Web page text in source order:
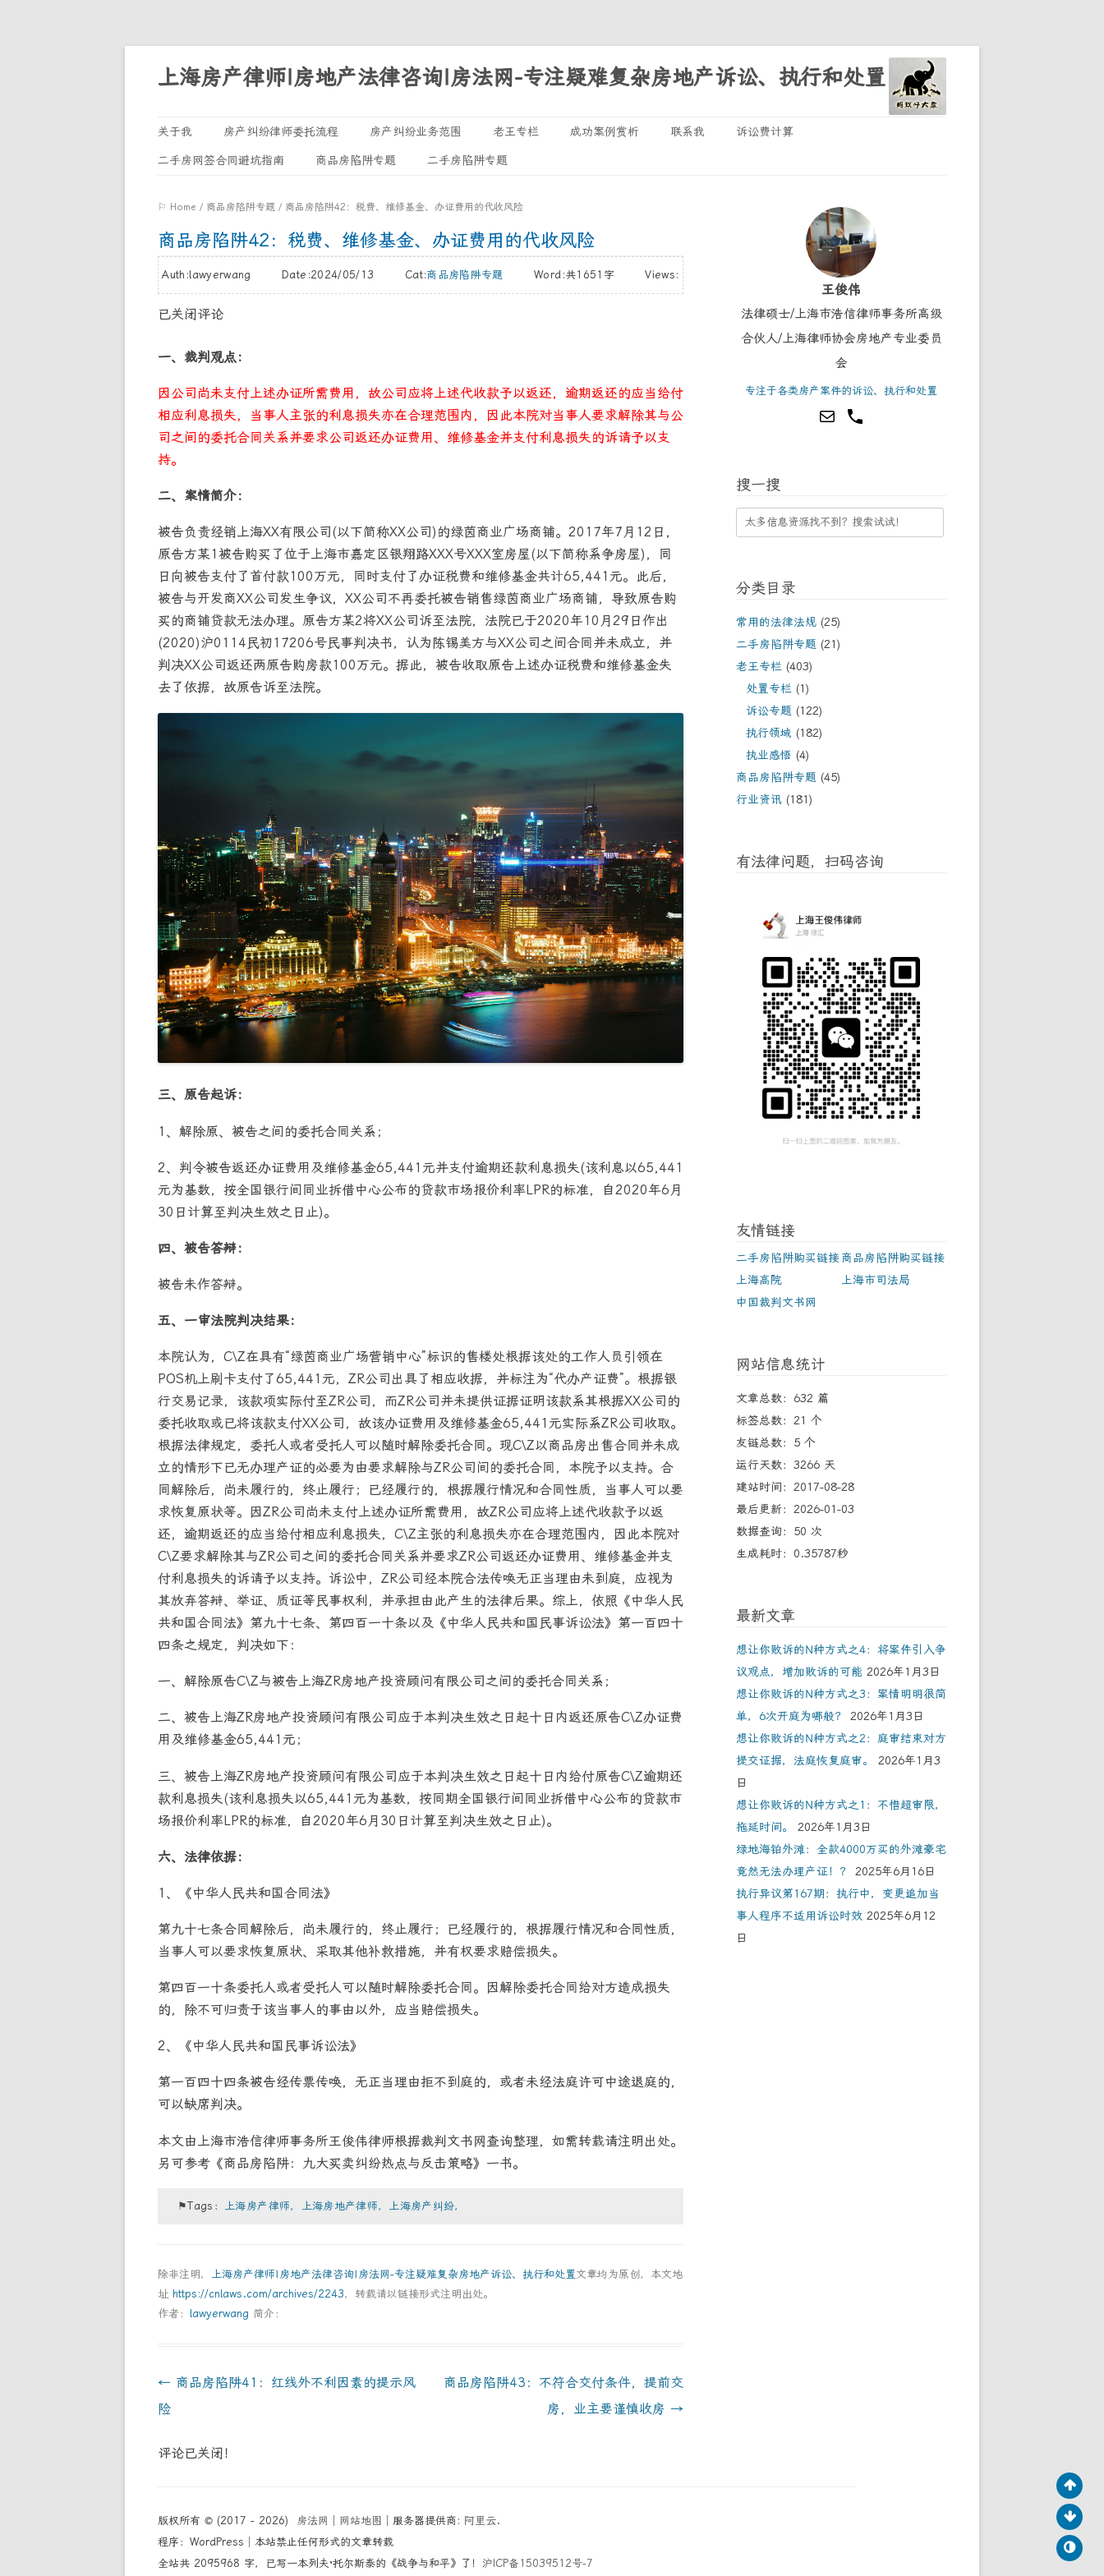
上海房产律师|房地产法律咨询|房法网-专注疑难复杂房地产诉讼、执行和处置
Skip
关于我 房产纠纷律师委托流程 房产纠纷业务范围 老王专栏
诉讼专题
处置专栏
成功案例赏析 联系我 诉讼费计算
二手房网签合同避坑指南 商品房陷阱专题 二手房陷阱专题
⚐ Home / 商品房陷阱专题 / 商品房陷阱42：税费、维修基金、办证费用的代收风险
商品房陷阱42：税费、维修基金、办证费用的代收风险
Auth:lawyerwang Date:2024/05/13 Cat:商品房陷阱专题 Word:共1651字 Views:
已关闭评论
一、裁判观点：
因公司尚未支付上述办证所需费用，故公司应将上述代收款予以返还，逾期返还的应当给付
相应利息损失，当事人主张的利息损失亦在合理范围内，因此本院对当事人要求解除其与公
司之间的委托合同关系并要求公司返还办证费用、维修基金并支付利息损失的诉请予以支
持。
二、案情简介：
被告负责经销上海XX有限公司(以下简称XX公司)的绿茵商业广场商铺。2017年7月12日，
原告方某1被告购买了位于上海市嘉定区银翔路XXX号XXX室房屋(以下简称系争房屋)，同
日向被告支付了首付款100万元，同时支付了办证税费和维修基金共计65,441元。此后，
被告与开发商XX公司发生争议，XX公司不再委托被告销售绿茵商业广场商铺，导致原告购
买的商铺贷款无法办理。原告方某2将XX公司诉至法院，法院已于2020年10月29日作出
(2020)沪0114民初17206号民事判决书，认为陈锡美方与XX公司之间合同并未成立，并
判决XX公司返还两原告购房款100万元。据此，被告收取原告上述办证税费和维修基金失
去了依据，故原告诉至法院。
三、原告起诉：
1、解除原、被告之间的委托合同关系；
2、判令被告返还办证费用及维修基金65,441元并支付逾期还款利息损失(该利息以65,441
元为基数，按全国银行间同业拆借中心公布的贷款市场报价利率LPR的标准，自2020年6月
30日计算至判决生效之日止)。
四、被告答辩：
被告未作答辩。
五、一审法院判决结果：
本院认为，C\Z在具有“绿茵商业广场营销中心”标识的售楼处根据该处的工作人员引领在
POS机上刷卡支付了65,441元，ZR公司出具了相应收据，并标注为“代办产证费”。根据银
行交易记录，该款项实际付至ZR公司，而ZR公司并未提供证据证明该款系其根据XX公司的
委托收取或已将该款支付XX公司，故该办证费用及维修基金65,441元实际系ZR公司收取。
根据法律规定，委托人或者受托人可以随时解除委托合同。现C\Z以商品房出售合同并未成
立的情形下已无办理产证的必要为由要求解除与ZR公司间的委托合同，本院予以支持。合
同解除后，尚未履行的，终止履行；已经履行的，根据履行情况和合同性质，当事人可以要
求恢复原状等。因ZR公司尚未支付上述办证所需费用，故ZR公司应将上述代收款予以返
还，逾期返还的应当给付相应利息损失，C\Z主张的利息损失亦在合理范围内，因此本院对
C\Z要求解除其与ZR公司之间的委托合同关系并要求ZR公司返还办证费用、维修基金并支
付利息损失的诉请予以支持。诉讼中，ZR公司经本院合法传唤无正当理由未到庭，应视为
其放弃答辩、举证、质证等民事权利，并承担由此产生的法律后果。综上，依照《中华人民
共和国合同法》第九十七条、第四百一十条以及《中华人民共和国民事诉讼法》第一百四十
四条之规定，判决如下：
一、解除原告C\Z与被告上海ZR房地产投资顾问有限公司之间的委托合同关系；
二、被告上海ZR房地产投资顾问有限公司应于本判决生效之日起十日内返还原告C\Z办证费
用及维修基金65,441元；
三、被告上海ZR房地产投资顾问有限公司应于本判决生效之日起十日内给付原告C\Z逾期还
款利息损失(该利息损失以65,441元为基数，按同期全国银行间同业拆借中心公布的贷款市
场报价利率LPR的标准，自2020年6月30日计算至判决生效之日止)。
六、法律依据：
1、《中华人民共和国合同法》
第九十七条合同解除后，尚未履行的，终止履行；已经履行的，根据履行情况和合同性质，
当事人可以要求恢复原状、采取其他补救措施，并有权要求赔偿损失。
第四百一十条委托人或者受托人可以随时解除委托合同。因解除委托合同给对方造成损失
的，除不可归责于该当事人的事由以外，应当赔偿损失。
2、《中华人民共和国民事诉讼法》
第一百四十四条被告经传票传唤，无正当理由拒不到庭的，或者未经法庭许可中途退庭的，
可以缺席判决。
本文由上海市浩信律师事务所王俊伟律师根据裁判文书网查询整理，如需转载请注明出处。
另可参考《商品房陷阱：九大买卖纠纷热点与反击策略》一书。
⚑Tags： 上海房产律师，上海房地产律师，上海房产纠纷，
除非注明， 上海房产律师|房地产法律咨询|房法网-专注疑难复杂房地产诉讼、执行和处置文章均为原创，本文地
址 https://cnlaws.com/archives/2243，转载请以链接形式注明出处。
作者： lawyerwang 简介：
Post
navigation
← 商品房陷阱41：红线外不利因素的提示风
险
商品房陷阱43：不符合交付条件，提前交
房，业主要谨慎收房 →
评论已关闭！
王俊伟
法律硕士/上海市浩信律师事务所高级
合伙人/上海律师协会房地产专业委员
会
专注于各类房产案件的诉讼、执行和处置
搜一搜
分类目录
常用的法律法规 (25)
二手房陷阱专题 (21)
老王专栏 (403)
处置专栏 (1)
诉讼专题 (122)
执行领域 (182)
执业感悟 (4)
商品房陷阱专题 (45)
行业资讯 (181)
有法律问题，扫码咨询
友情链接
二手房陷阱购买链接商品房陷阱购买链接
上海高院
上海市司法局
中国裁判文书网
网站信息统计
文章总数：632 篇
标签总数：21 个
友链总数：5 个
运行天数：3266 天
建站时间：2017-08-28
最后更新：2026-01-03
数据查询：50 次
生成耗时：0.35787秒
最新文章
想让你败诉的N种方式之4：将案件引入争
议观点，增加败诉的可能 2026年1月3日
想让你败诉的N种方式之3：案情明明很简
单，6次开庭为哪般？
2026年1月3日
想让你败诉的N种方式之2：庭审结束对方
提交证据，法庭恢复庭审。
2026年1月3
日
想让你败诉的N种方式之1：不惜超审限，
拖延时间。
2026年1月3日
绿地海铂外滩：全款4000万买的外滩豪宅
竟然无法办理产证！？
2025年6月16日
执行异议第167期：执行中，变更追加当
事人程序不适用诉讼时效 2025年6月12
日
版权所有 © (2017 - 2026) 房法网 网站地图 │服务器提供商: 阿里云.
程序：WordPress│本站禁止任何形式的文章转载
全站共 2095968 字，已写一本列夫·托尔斯泰的《战争与和平》了！ 沪ICP备15039512号-7